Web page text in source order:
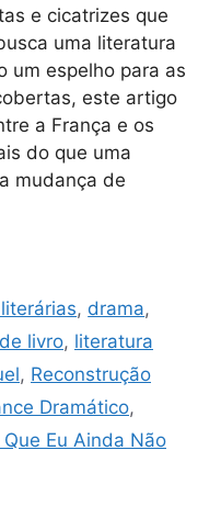
e cicatrizes que
uma literatura
um espelho para as
este artigo
a França e os
do que uma
mudança de
, drama,
livro, literatura
, Reconstrução
Dramático,
Eu Ainda Não